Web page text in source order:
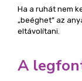
Ha a ruhát nem
„beéghet” az
eltávolítani.
A